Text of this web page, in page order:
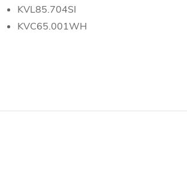
KVL85.704SI
KVC65.001WH